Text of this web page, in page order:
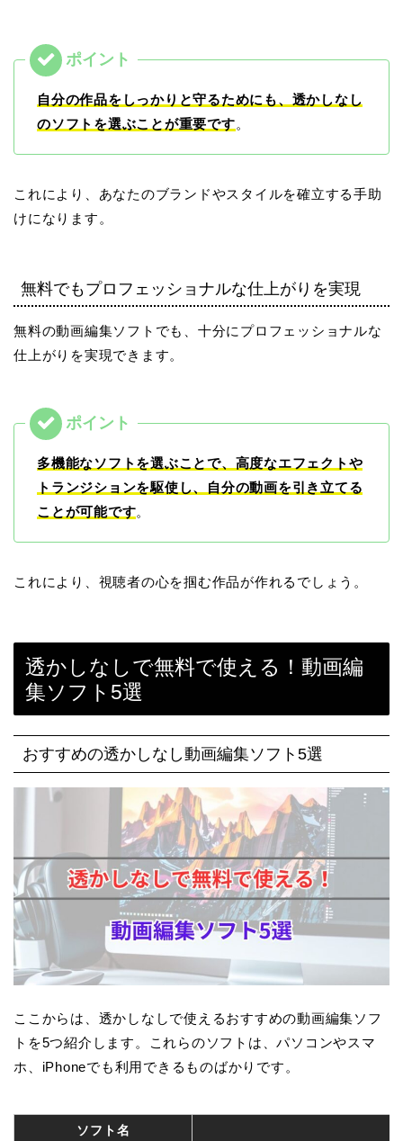
自分の作品をしっかりと守るためにも、透かしなし
のソフトを選ぶことが重要です。
これにより、あなたのブランドやスタイルを確立する手助
けになります。
無料でもプロフェッショナルな仕上がりを実現
無料の動画編集ソフトでも、十分にプロフェッショナルな
仕上がりを実現できます。
多機能なソフトを選ぶことで、高度なエフェクトや
トランジションを駆使し、自分の動画を引き立てる
ことが可能です。
これにより、視聴者の心を掴む作品が作れるでしょう。
透かしなしで無料で使える！動画編
集ソフト5選
おすすめの透かしなし動画編集ソフト5選
ここからは、透かしなしで使えるおすすめの動画編集ソフ
トを5つ紹介します。これらのソフトは、パソコンやスマ
ホ、iPhoneでも利用できるものばかりです。
ソフト名